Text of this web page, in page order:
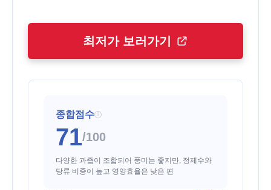
최저가 보러가기
종합점수 i
71/100
다양한 과즙이 조합되어 풍미는 좋지만, 정제수와
당류 비중이 높고 영양효율은 낮은 편